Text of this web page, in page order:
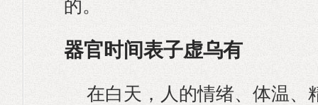
的。
器官时间表子虚乌有
在白天，人的情绪、体温、